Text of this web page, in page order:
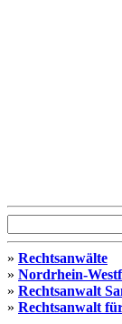
» Rechtsanwälte
» Nordrhein-
» Rechtsanwalt
» Rechtsanwalt